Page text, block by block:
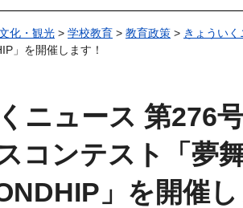
化・観光 > 学校教育 > 教育政策 > きょういく
」を開催します！
ニュース 第276
コンテスト「夢
」を開催し